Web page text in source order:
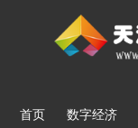
首页 数字经济